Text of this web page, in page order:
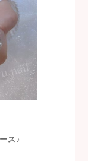
ース♪